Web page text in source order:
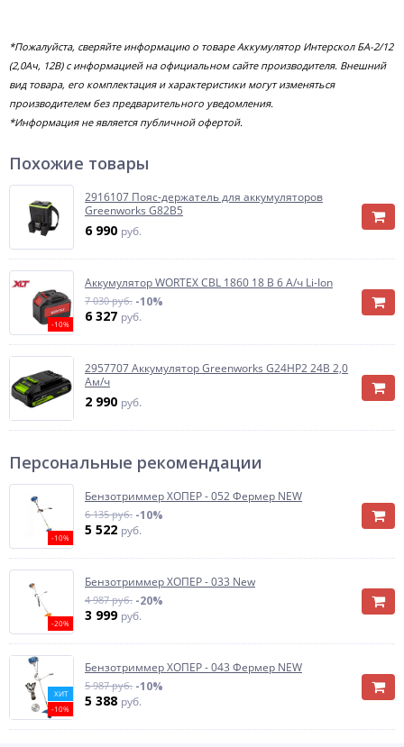
*Пожалуйста, сверяйте информацию о товаре Аккумулятор Интерскол БА-2/12
(2,0Ач, 12В) с информацией на официальном сайте производителя. Внешний
вид товара, его комплектация и характеристики могут изменяться
производителем без предварительного уведомления.
*Информация не является публичной офертой.
Похожие товары
2916107 Пояс-держатель для аккумуляторов
Greenworks G82B5
6 990 руб.
-10%
Аккумулятор WORTEX CBL 1860 18 В 6 А/ч Li-Ion
7 030 руб. -10%
6 327 руб.
2957707 Аккумулятор Greenworks G24HP2 24B 2,0
Ам/ч
2 990 руб.
Персональные рекомендации
-10%
Бензотриммер ХОПЕР - 052 Фермер NEW
6 135 руб. -10%
5 522 руб.
-20%
Бензотриммер ХОПЕР - 033 New
4 987 руб. -20%
3 999 руб.
ХИТ
-10%
Бензотриммер ХОПЕР - 043 Фермер NEW
5 987 руб. -10%
5 388 руб.